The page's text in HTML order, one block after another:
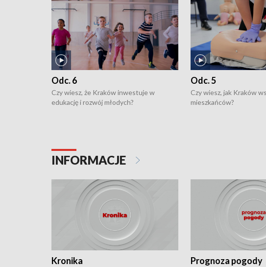
Odc. 6
Czy wiesz, że Kraków inwestuje w
edukację i rozwój młodych?
Odc. 5
Czy wiesz, jak Kraków
mieszkańców?
INFORMACJE
Kronika Prognoza pogody